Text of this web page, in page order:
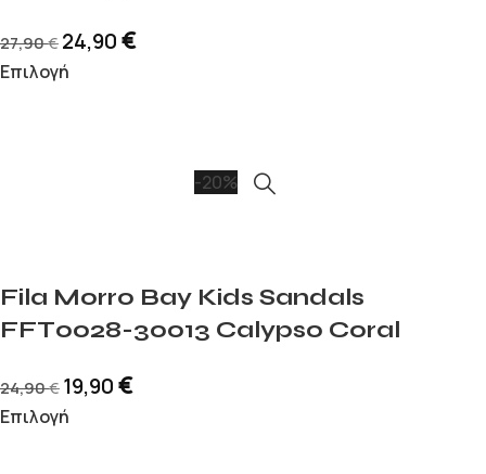
27,90€ 24,90€
Επιλογή
-20%
Fila Morro Bay Kids Sandals
FFT0028-30013 Calypso Coral
24,90€ 19,90€
Επιλογή